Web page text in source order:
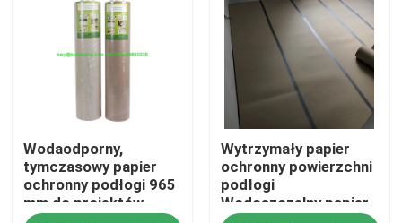
Dom
Wodaodporny,
tymczasowy papier
ochronny podłogi 965
mm do projektów
Wytrzymały papier
ochronny powierzchni
podłogi
Wodoszczelny papier